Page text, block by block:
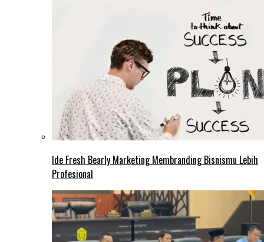
Ide Fresh Bearly Marketing Membranding Bisnismu Lebih
Profesional